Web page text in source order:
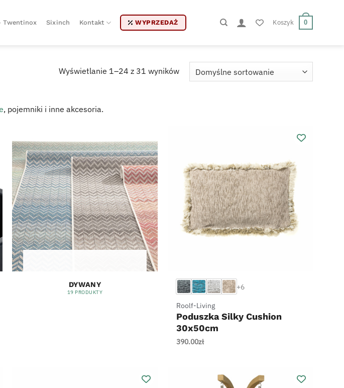
Twentinox Sixinch Kontakt WYPRZEDAŻ Koszyk 0
Wyświetlanie 1–24 z 31 wyników
, pojemniki i inne akcesoria.
DYWANY
19 PRODUKTY
+6
Roolf-Living
Poduszka Silky Cushion
30x50cm
390.00zł